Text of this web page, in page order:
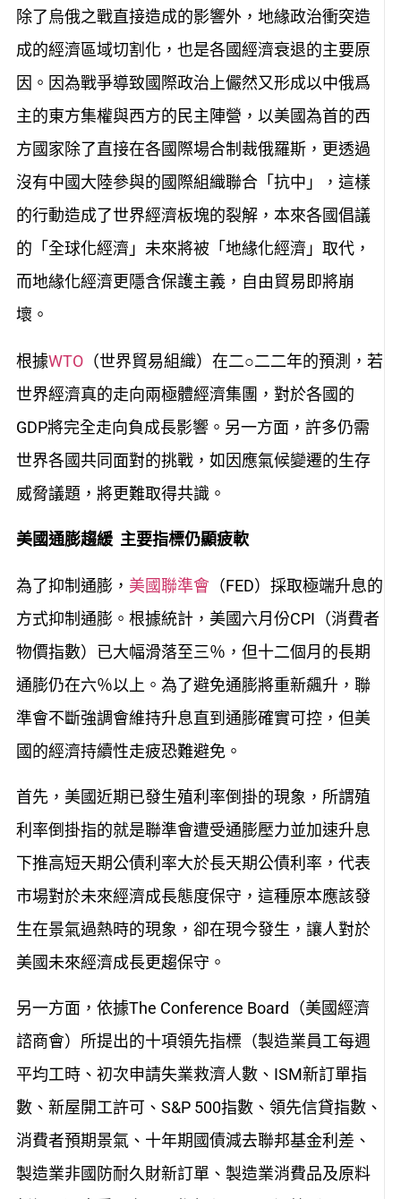
除了烏俄之戰直接造成的影響外，地緣政治衝突造
成的經濟區域切割化，也是各國經濟衰退的主要原
因。因為戰爭導致國際政治上儼然又形成以中俄爲
主的東方集權與西方的民主陣營，以美國為首的西
方國家除了直接在各國際場合制裁俄羅斯，更透過
沒有中國大陸參與的國際組織聯合「抗中」，這樣
的行動造成了世界經濟板塊的裂解，本來各國倡議
的「全球化經濟」未來將被「地緣化經濟」取代，
而地緣化經濟更隱含保護主義，自由貿易即將崩
壞。
根據WTO（世界貿易組織）在二○二二年的預測，若
世界經濟真的走向兩極體經濟集團，對於各國的
GDP將完全走向負成長影響。另一方面，許多仍需
世界各國共同面對的挑戰，如因應氣候變遷的生存
威脅議題，將更難取得共識。
美國通膨趨緩 主要指標仍顯疲軟
為了抑制通膨， 美國聯準會 （FED）採取極端升息的
方式抑制通膨。根據統計，美國六月份CPI（消費者
物價指數）已大幅滑落至三％，但十二個月的長期
通膨仍在六％以上。為了避免通膨將重新飆升，聯
準會不斷強調會維持升息直到通膨確實可控，但美
國的經濟持續性走疲恐難避免。
首先，美國近期已發生殖利率倒掛的現象，所謂殖
利率倒掛指的就是聯準會遭受通膨壓力並加速升息
下推高短天期公債利率大於長天期公債利率，代表
市場對於未來經濟成長態度保守，這種原本應該發
生在景氣過熱時的現象，卻在現今發生，讓人對於
美國未來經濟成長更趨保守。
另一方面，依據The Conference Board（美國經濟
諮商會）所提出的十項領先指標（製造業員工每週
平均工時、初次申請失業救濟人數、ISM新訂單指
數、新屋開工許可、S&P 500指數、領先信貸指數、
消費者預期景氣、十年期國債減去聯邦基金利差、
製造業非國防耐久財新訂單、製造業消費品及原料